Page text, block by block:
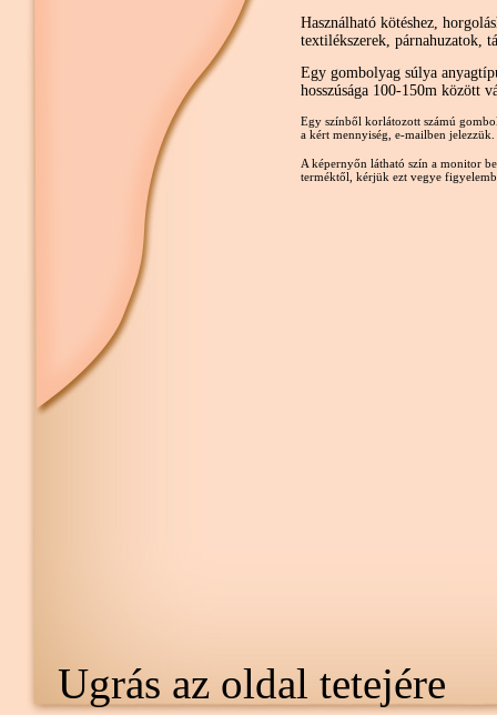
Használható kötéshez,
textilékszerek, párnahuzatok,
Egy gombolyag súlya
hosszúsága 100-150m között
Egy színből korlátozott számú
a kért mennyiség, e-mailben jelezzük.
A képernyőn látható szín a monitor
terméktől, kérjük ezt vegye
Ugrás az oldal tetejére